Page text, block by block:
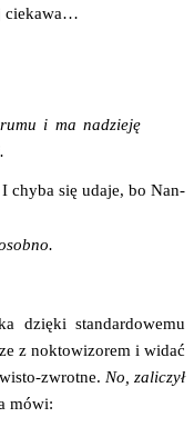
ciekawa…
i ma nadzie­ję
chy­ba się uda­je, bo Nan­
dzię­ki stan­dar­do­we­mu
z nok­to­wi­zo­rem i widać
zwrot­ne. No, zali­czył
mówi: